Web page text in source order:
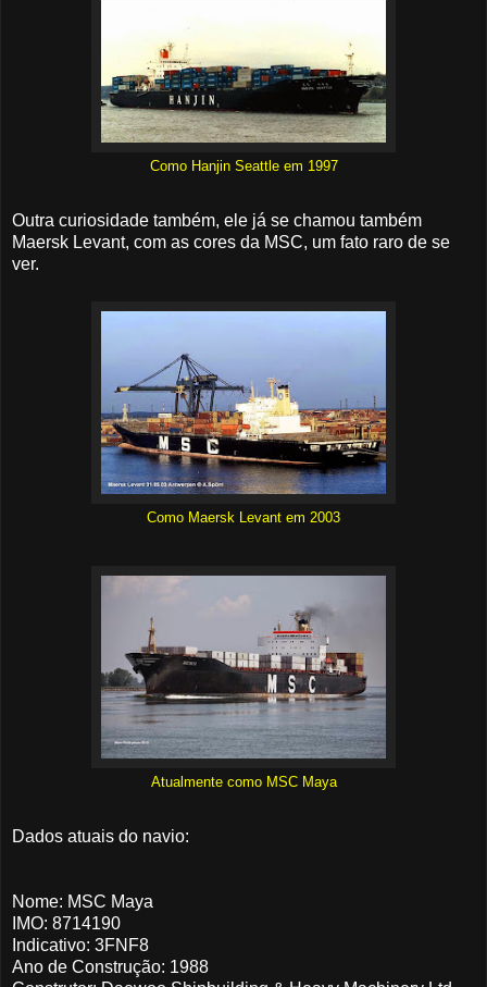
Como Hanjin Seattle em 1997
Outra curiosidade também, ele já se chamou também
Maersk Levant, com as cores da MSC, um fato raro de se
ver.
Como Maersk Levant em 2003
Atualmente como MSC Maya
Dados atuais do navio:
Nome: MSC Maya
IMO: 8714190
Indicativo: 3FNF8
Ano de Construção: 1988